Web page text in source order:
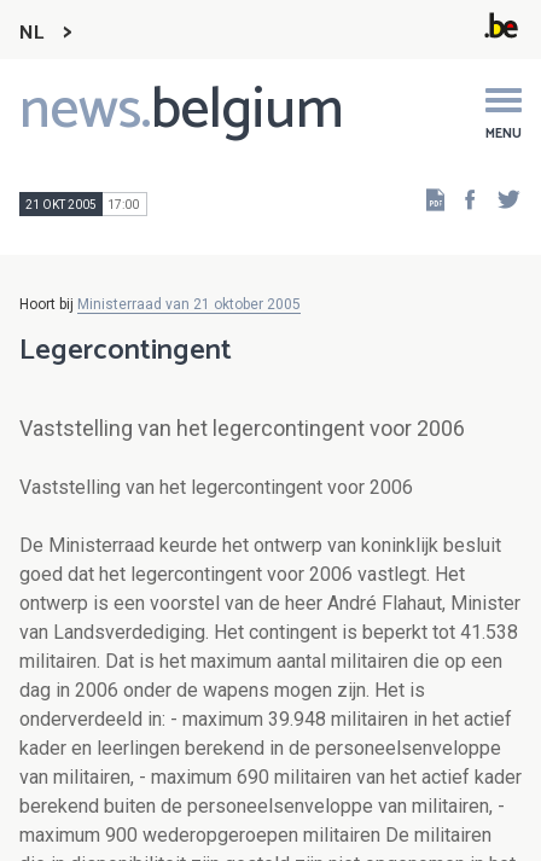
NL
news.belgium MENU
Main
navigation
21 OKT 2005 17:00
Hoort bij Ministerraad van 21 oktober 2005
Legercontingent
Vaststelling van het legercontingent voor 2006
Vaststelling van het legercontingent voor 2006
De Ministerraad keurde het ontwerp van koninklijk besluit
goed dat het legercontingent voor 2006 vastlegt. Het
ontwerp is een voorstel van de heer André Flahaut, Minister
van Landsverdediging. Het contingent is beperkt tot 41.538
militairen. Dat is het maximum aantal militairen die op een
dag in 2006 onder de wapens mogen zijn. Het is
onderverdeeld in: - maximum 39.948 militairen in het actief
kader en leerlingen berekend in de personeelsenveloppe
van militairen, - maximum 690 militairen van het actief kader
berekend buiten de personeelsenveloppe van militairen, -
maximum 900 wederopgeroepen militairen De militairen